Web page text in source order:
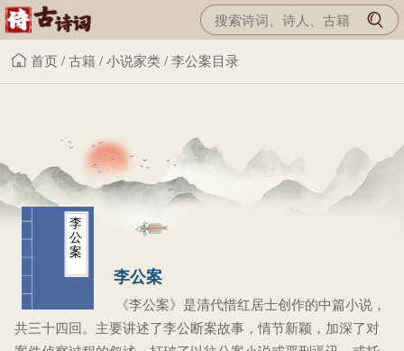
首页/古籍 /小说家类/李公案目录
李
公
案
李公案
《李公案》是清代惜红居士创作的中篇小说，
共三十四回。主要讲述了李公断案故事，情节新颖，加深了对